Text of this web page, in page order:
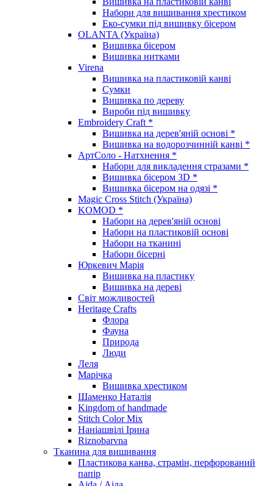
Набори для вишивання хрестиком
Еко-сумки під вишивку бісером
OLANTA (Україна)
Вишивка бісером
Вишивка нитками
Virena
Вишивка на пластиковій канві
Сумки
Вишивка по дереву
Вироби під вишивку
Embroidery Craft *
Вишивка на дерев'яній основі *
Вишивка на водорозчинній канві *
АртСоло - Натхнення *
Набори для викладення стразами *
Вишивка бісером 3D *
Вишивка бісером на одязі *
Magic Cross Stitch (Україна)
KOMOD *
Набори на дерев'яній основі
Набори на пластиковій основі
Набори на тканині
Набори бісерні
Юркевич Марія
Вишивка на пластику
Вишивка на дереві
Світ можливостей
Heritage Crafts
Флора
Фауна
Природа
Люди
Леля
Марічка
Вишивка хрестиком
Шаменко Наталія
Kingdom of handmade
Stitch Color Mix
Наніашвілі Ірина
Riznobarvna
Тканина для вишивання
Пластикова канва, страмін, перфорований
папір